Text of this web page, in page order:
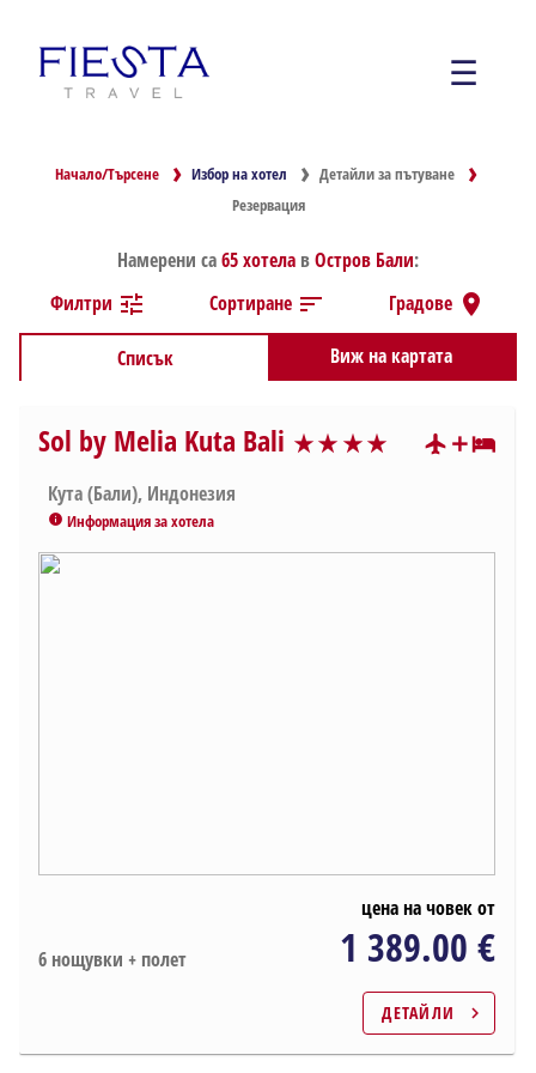
☰
Начало/Търсене Избор на хотел
Детайли за пътуване
Резервация
Дестинация/Хотел
Период
Престой
Намерени са65 хотела вОстров Бали:
Филтри tune Сортиране sort Градове location_on
Списък Виж на картата
Sol by Melia Kuta Bali star_rate star_rate star_rate star_rate star_ratestar_rate
Кута (Бали), Индонезия
info Информация за хотела
6 нощувки + полет
цена на човек от
1 389.00 €
ДЕТАЙЛИ chevron_right